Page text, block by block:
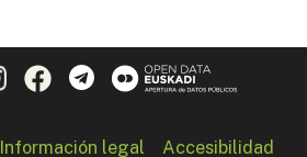
Información legal Accesibilidad